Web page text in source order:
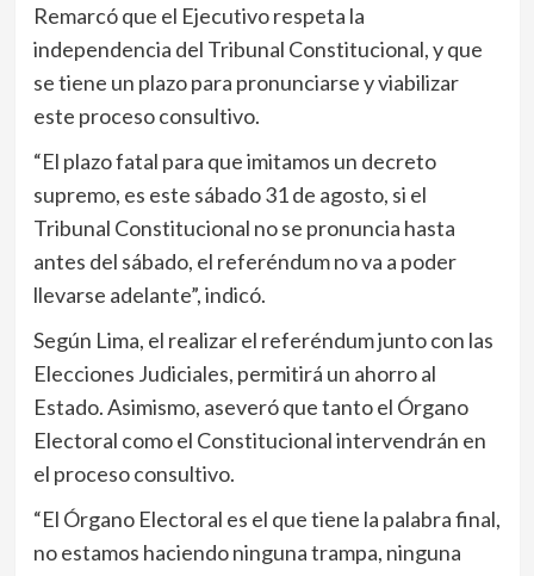
Remarcó que el Ejecutivo respeta la
independencia del Tribunal Constitucional, y que
se tiene un plazo para pronunciarse y viabilizar
este proceso consultivo.
“El plazo fatal para que imitamos un decreto
supremo, es este sábado 31 de agosto, si el
Tribunal Constitucional no se pronuncia hasta
antes del sábado, el referéndum no va a poder
llevarse adelante”, indicó.
Según Lima, el realizar el referéndum junto con las
Elecciones Judiciales, permitirá un ahorro al
Estado. Asimismo, aseveró que tanto el Órgano
Electoral como el Constitucional intervendrán en
el proceso consultivo.
“El Órgano Electoral es el que tiene la palabra final,
no estamos haciendo ninguna trampa, ninguna